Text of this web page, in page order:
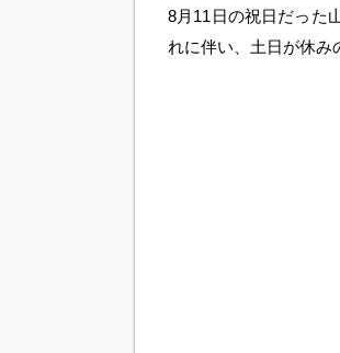
8月11日の祝日だった
れに伴い、土日が休み